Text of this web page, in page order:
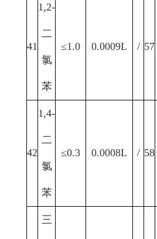
41
1,2-
二
氯
苯
≤1.0 0.0009L / 57
42
1,4-
二
氯
苯
≤0.3 0.0008L / 58
三